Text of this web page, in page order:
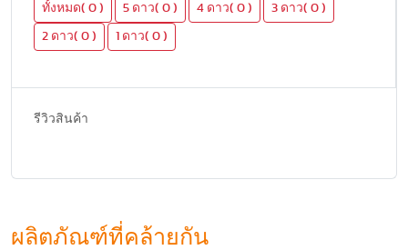
ทั้งหมด( 0 ) 5 ดาว( 0 ) 4 ดาว( 0 ) 3 ดาว( 0 )
2 ดาว( 0 ) 1 ดาว( 0 )
รีวิวสินค้า
ผลิตภัณฑ์ที่คล้ายกัน